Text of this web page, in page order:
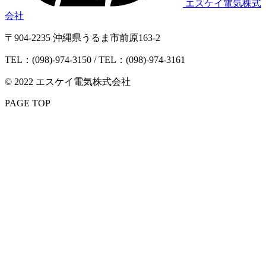
エスケイ電気株式
会社
〒904-2235 沖縄県うるま市前原163-2
TEL：(098)-974-3150 / TEL：(098)-974-3161
© 2022 エスケイ電気株式会社
PAGE TOP